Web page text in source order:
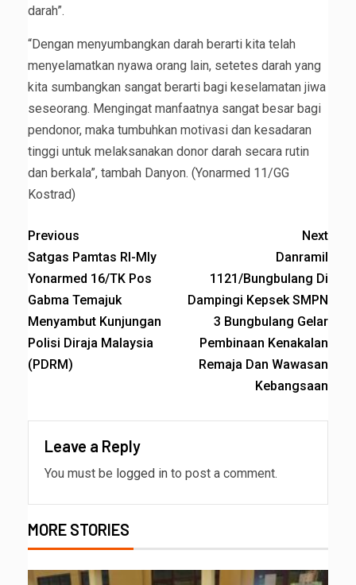
darah”.
“Dengan menyumbangkan darah berarti kita telah
menyelamatkan nyawa orang lain, setetes darah yang
kita sumbangkan sangat berarti bagi keselamatan jiwa
seseorang. Mengingat manfaatnya sangat besar bagi
pendonor, maka tumbuhkan motivasi dan kesadaran
tinggi untuk melaksanakan donor darah secara rutin
dan berkala”, tambah Danyon. (Yonarmed 11/GG
Kostrad)
Previous
Satgas Pamtas RI-Mly
Yonarmed 16/TK Pos
Gabma Temajuk
Menyambut Kunjungan
Polisi Diraja Malaysia
(PDRM)
Next
Danramil
1121/Bungbulang Di
Dampingi Kepsek SMPN
3 Bungbulang Gelar
Pembinaan Kenakalan
Remaja Dan Wawasan
Kebangsaan
Leave a Reply
You must be logged in to post a comment.
MORE STORIES